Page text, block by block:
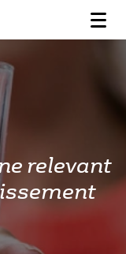
relevant